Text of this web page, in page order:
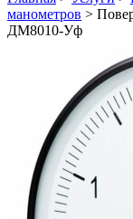
манометров >
ДМ8010-Уф